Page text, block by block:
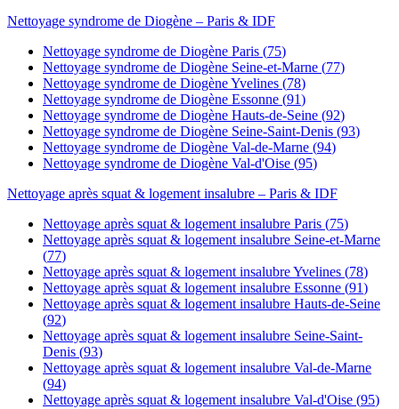
Nettoyage syndrome de Diogène – Paris & IDF
Nettoyage syndrome de Diogène Paris (75)
Nettoyage syndrome de Diogène Seine-et-Marne (77)
Nettoyage syndrome de DiogèneYvelines (78)
Nettoyage syndrome de Diogène Essonne (91)
Nettoyage syndrome de Diogène Hauts-de-Seine (92)
Nettoyage syndrome de Diogène Seine-Saint-Denis (93)
Nettoyage syndrome de Diogène Val-de-Marne (94)
Nettoyage syndrome de Diogène Val-d'Oise (95)
Nettoyage après squat & logement insalubre – Paris & IDF
Nettoyage après squat & logement insalubre Paris (75)
Nettoyage après squat & logement insalubre Seine-et-Marne
(77)
Nettoyage après squat & logement insalubreYvelines (78)
Nettoyage après squat & logement insalubre Essonne (91)
Nettoyage après squat & logement insalubre Hauts-de-Seine
(92)
Nettoyage après squat & logement insalubre Seine-Saint-
Denis (93)
Nettoyage après squat & logement insalubre Val-de-Marne
(94)
Nettoyage après squat & logement insalubre Val-d'Oise (95)